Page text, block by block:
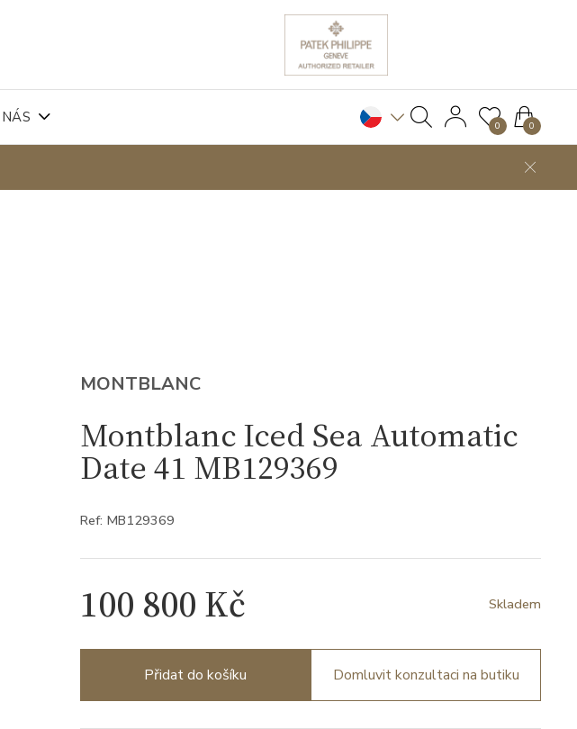
0 0
MONTBLANC
Montblanc Iced Sea Automatic
Date 41 MB129369
Ref: MB129369
100 800 Kč Skladem
Přidat do košíku Domluvit konzultaci na butiku